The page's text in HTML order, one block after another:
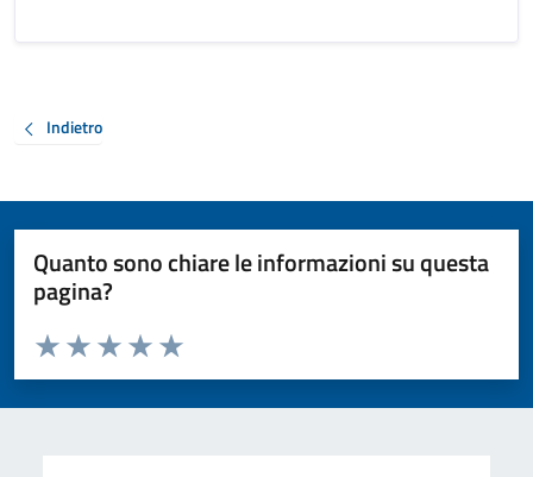
Indietro
Quanto sono chiare le informazioni su questa
pagina?
Valuta da 1 a 5 stelle la pagina
Valuta 5 stelle su 5
Valuta 4 stelle su 5
Valuta 3 stelle su 5
Valuta 2 stelle su 5
Valuta 1 stelle su 5